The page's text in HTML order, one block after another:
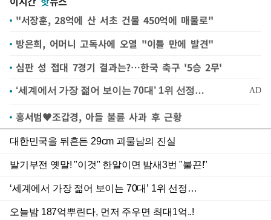
"서장훈, 28억에 산 서초 건물 450억에 매물로"
방은희, 어머니 고독사에 오열 "이틀 만에 발견"
심판 성 접대 7경기 결과는?…한국 축구 '5승 2무'
홍서범♥조갑경, 아들 불륜 사과 후 근황